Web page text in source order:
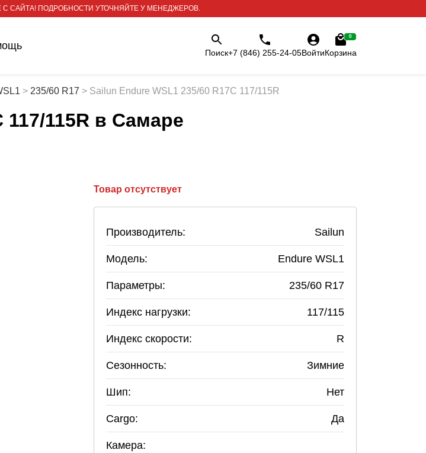
С САЙТА! ПОДРОБНОСТИ УТОЧНЯЙТЕ У МЕНЕДЖЕРОВ.
Поиск+7 (846) 255-24-05ВойтиКорзина
0
> 235/60 R17 > Sailun Endure WSL1 235/60 R17С 117/115R
115R в Самаре
Товар отсутствует
Производитель: Sailun
Модель: Endure WSL1
Параметры: 235/60 R17
Индекс нагрузки: 117/115
Индекс скорости: R
Сезонность: Зимние
Шип: Нет
Cargo: Да
Камера: